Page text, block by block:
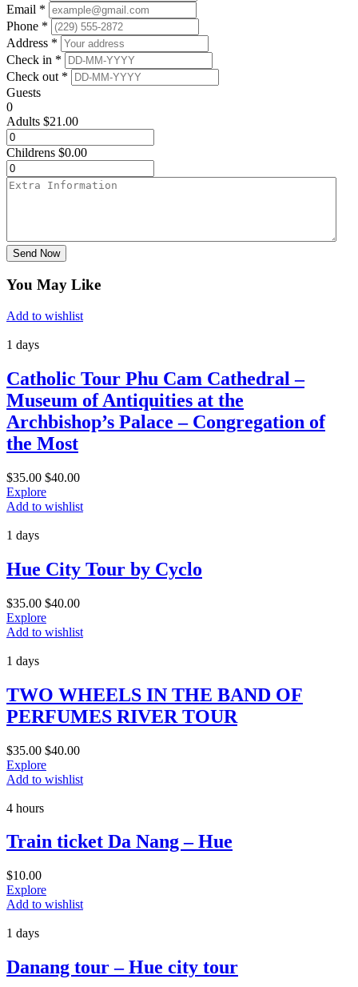
Email *
Phone *
Address *
Check in *
Check out *
Guests
0
Adults $21.00
Childrens $0.00
Send Now
You May Like
Add to wishlist
1 days
Catholic Tour Phu Cam Cathedral –
Museum of Antiquities at the
Archbishop’s Palace – Congregation of
the Most
$35.00 $40.00
Explore
Add to wishlist
1 days
Hue City Tour by Cyclo
$35.00 $40.00
Explore
Add to wishlist
1 days
TWO WHEELS IN THE BAND OF
PERFUMES RIVER TOUR
$35.00 $40.00
Explore
Add to wishlist
4 hours
Train ticket Da Nang – Hue
$10.00
Explore
Add to wishlist
1 days
Danang tour – Hue city tour